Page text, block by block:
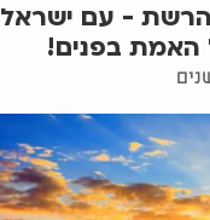
- עם ישראל
האמת בפנים!